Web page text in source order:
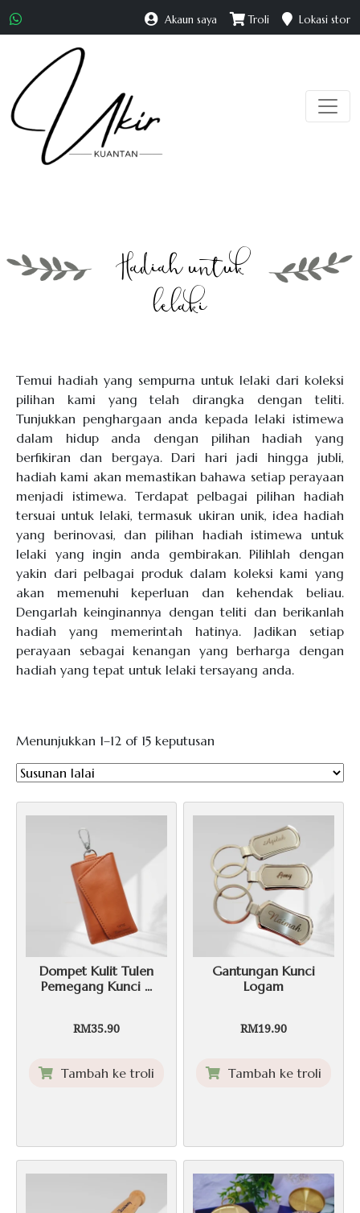
Akaun saya Troli Lokasi stor
Hadiah untuk
lelaki
Temui hadiah yang sempurna untuk lelaki dari koleksi
pilihan kami yang telah dirangka dengan teliti.
Tunjukkan penghargaan anda kepada lelaki istimewa
dalam hidup anda dengan pilihan hadiah yang
berfikiran dan bergaya. Dari hari jadi hingga jubli,
hadiah kami akan memastikan bahawa setiap perayaan
menjadi istimewa. Terdapat pelbagai pilihan hadiah
tersuai untuk lelaki, termasuk ukiran unik, idea hadiah
yang berinovasi, dan pilihan hadiah istimewa untuk
lelaki yang ingin anda gembirakan. Pilihlah dengan
yakin dari pelbagai produk dalam koleksi kami yang
akan memenuhi keperluan dan kehendak beliau.
Dengarlah keinginannya dengan teliti dan berikanlah
hadiah yang memerintah hatinya. Jadikan setiap
perayaan sebagai kenangan yang berharga dengan
hadiah yang tepat untuk lelaki tersayang anda.
Menunjukkan 1–12 of 15 keputusan
Dompet Kulit Tulen
Pemegang Kunci ...
RM35.90
Tambah ke troli
Gantungan Kunci
Logam
RM19.90
Tambah ke troli